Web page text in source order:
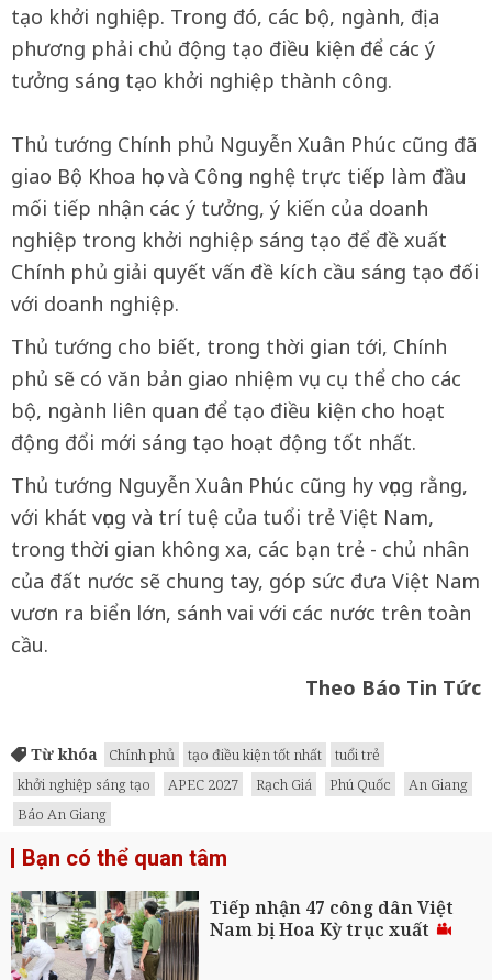
tạo khởi nghiệp. Trong đó, các bộ, ngành, địa
phương phải chủ động tạo điều kiện để các ý
tưởng sáng tạo khởi nghiệp thành công.
Thủ tướng Chính phủ Nguyễn Xuân Phúc cũng đã
giao Bộ Khoa học và Công nghệ trực tiếp làm đầu
mối tiếp nhận các ý tưởng, ý kiến của doanh
nghiệp trong khởi nghiệp sáng tạo để đề xuất
Chính phủ giải quyết vấn đề kích cầu sáng tạo đối
với doanh nghiệp.
Thủ tướng cho biết, trong thời gian tới, Chính
phủ sẽ có văn bản giao nhiệm vụ cụ thể cho các
bộ, ngành liên quan để tạo điều kiện cho hoạt
động đổi mới sáng tạo hoạt động tốt nhất.
Thủ tướng Nguyễn Xuân Phúc cũng hy vọng rằng,
với khát vọng và trí tuệ của tuổi trẻ Việt Nam,
trong thời gian không xa, các bạn trẻ - chủ nhân
của đất nước sẽ chung tay, góp sức đưa Việt Nam
vươn ra biển lớn, sánh vai với các nước trên toàn
cầu.
Theo Báo Tin Tức
Từ khóa Chính phủ tạo điều kiện tốt nhất
tuổi trẻ
khởi nghiệp sáng tạo
APEC 2027 Rạch Giá Phú Quốc
An Giang
Báo An Giang
Bạn có thể quan tâm
Tiếp nhận 47 công dân Việt
Nam bị Hoa Kỳ trục xuất